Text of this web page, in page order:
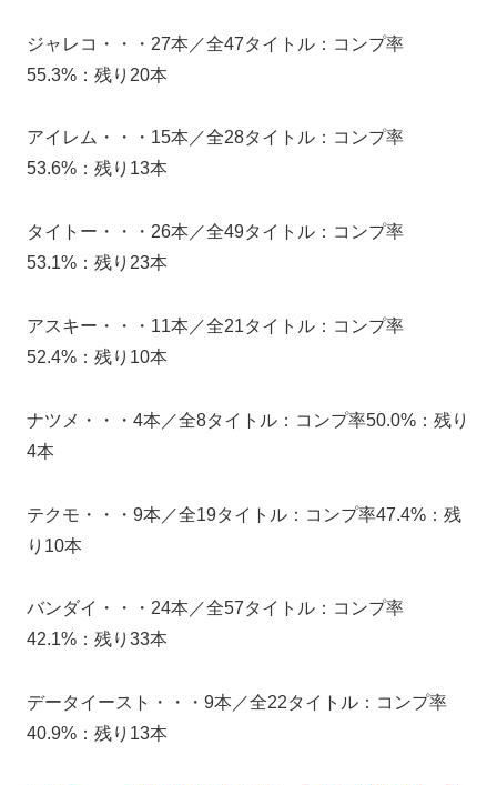
ジャレコ・・・27本／全47タイトル：コンプ率
55.3%：残り20本
アイレム・・・15本／全28タイトル：コンプ率
53.6%：残り13本
タイトー・・・26本／全49タイトル：コンプ率
53.1%：残り23本
アスキー・・・11本／全21タイトル：コンプ率
52.4%：残り10本
ナツメ・・・4本／全8タイトル：コンプ率50.0%：残り
4本
テクモ・・・9本／全19タイトル：コンプ率47.4%：残
り10本
バンダイ・・・24本／全57タイトル：コンプ率
42.1%：残り33本
データイースト・・・9本／全22タイトル：コンプ率
40.9%：残り13本